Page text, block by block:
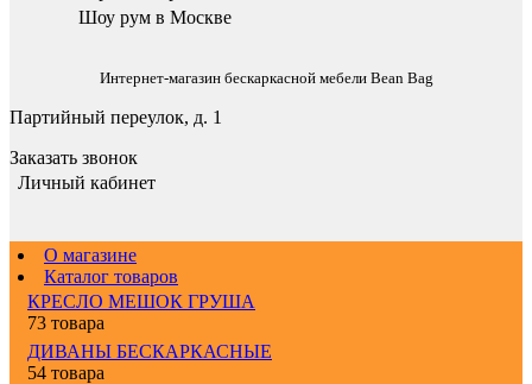
Шоу рум в Москве
Интернет-магазин бескаркасной мебели Bean Bag
Партийный переулок, д. 1
Заказать звонок
Личный кабинет
О магазине
Каталог товаров
КРЕСЛО МЕШОК ГРУША
73 товара
ДИВАНЫ БЕСКАРКАСНЫЕ
54 товара